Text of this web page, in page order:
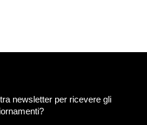
newsletter per ricevere gli